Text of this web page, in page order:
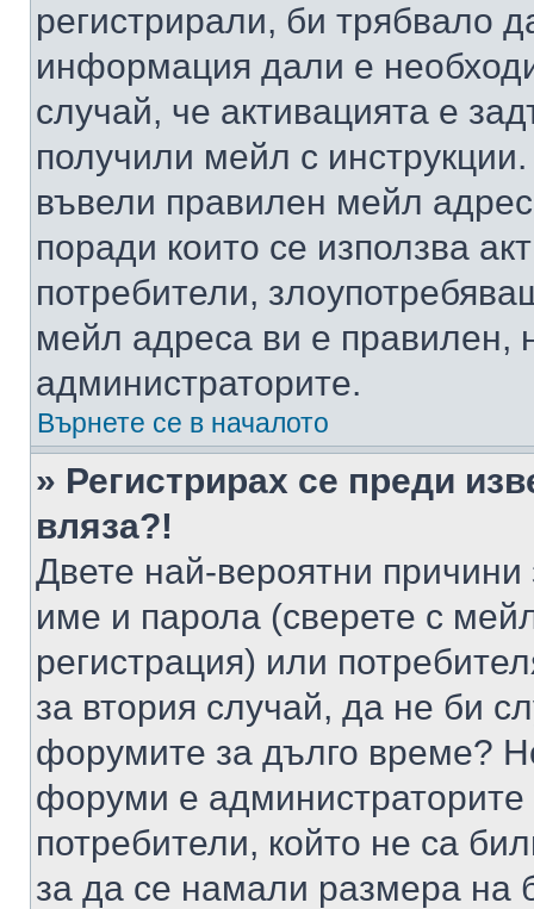
регистрирали, би трябвало
информация дали е
случай, че активацията е
получили мейл с
въвели правилен мейл
поради които се използва
потребители,
мейл адреса ви е правилен,
администраторите.
Върнете се в началото
» Регистрирах се преди
вляза?!
Двете най-вероятни
име и парола (сверете с
регистрация) или
за втория случай, да не би
форумите за дълго време?
форуми е администраторите
потребители, който не са
за да се намали размера на